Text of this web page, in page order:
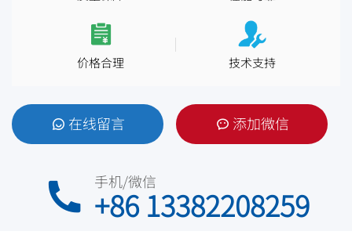
价格合理 技术支持
在线留言 添加微信
手机/微信
+86 13382208259